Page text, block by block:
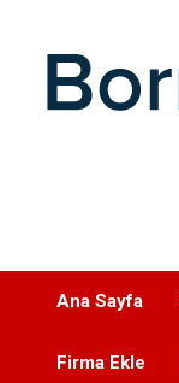
Ana Sayfa
Firma Ekle